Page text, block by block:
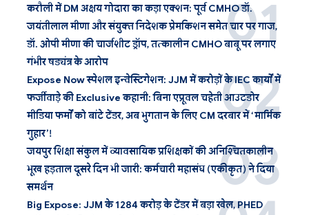
करौली में DM अक्षय गोदारा का कड़ा एक्शन: पूर्व CMHO डॉ.
जयंतीलाल मीणा और संयुक्त निदेशक प्रेमकिशन समेत चार पर गाज,
डॉ. ओपी मीणा की चार्जशीट ड्रॉप, तत्कालीन CMHO बाबू पर लगाए
गंभीर षड्यंत्र के आरोप
Expose Now स्पेशल इन्वेस्टिगेशन: JJM में करोड़ों के IEC कार्यों में
फर्जीवाड़े की Exclusive कहानी: बिना एप्रूवल चहेती आउटडोर
मीडिया फर्मों को बांटे टेंडर, अब भुगतान के लिए CM दरबार में ‘मार्मिक
गुहार’!
जयपुर शिक्षा संकुल में व्यावसायिक प्रशिक्षकों की अनिश्चितकालीन
भूख हड़ताल दूसरे दिन भी जारी: कर्मचारी महासंघ (एकीकृत) ने दिया
समर्थन
Big Expose: JJM के 1284 करोड़ के टेंडर में बड़ा खेल, PHED